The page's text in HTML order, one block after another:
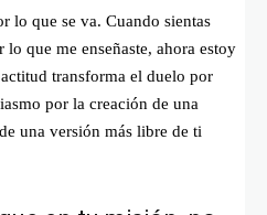
lo que se va. Cuando sientas
que me enseñaste, ahora estoy
transforma el duelo por
por la creación de una
una versión más libre de ti